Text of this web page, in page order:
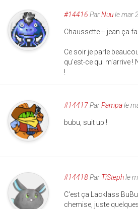
#14416 ParNuule mar
Chaussette + jean ça
Ce soir je parle
qu'est-ce qui m'arrive !
!
#14417ParPampale
bubu, suit up !
#14418Par TiStephle
C'est ça Lacklass
chemise, juste